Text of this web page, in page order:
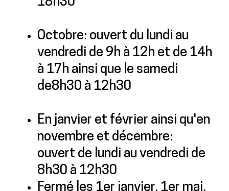
Octobre: ouvert du lundi au
vendredi de 9h à 12h et de 14h
à 17h ainsi que le samedi
de8h30 à 12h30
En janvier et février ainsi qu'en
novembre et décembre:
ouvert de lundi au vendredi de
8h30 à 12h30
Fermé les 1er janvier, 1er mai,